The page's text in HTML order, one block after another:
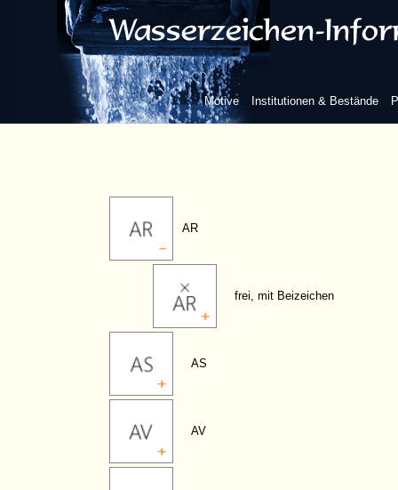
Motive Institutionen & Bestände
AL
AM
AR
frei, mit Beizeichen
AS
AV